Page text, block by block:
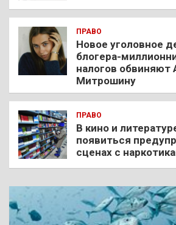
ПРАВО
Новое уголовное
блогера-
налогов обвиняют
Митрошину
ПРАВО
В кино и
появиться
сценах с